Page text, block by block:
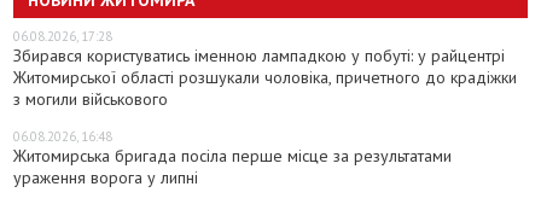
06.08.2026, 17:28
Збирався користуватись іменною лампадкою у побуті: у райцентрі
Житомирської області розшукали чоловіка, причетного до крадіжки
з могили військового
06.08.2026, 16:48
Житомирська бригада посіла перше місце за результатами
ураження ворога у липні